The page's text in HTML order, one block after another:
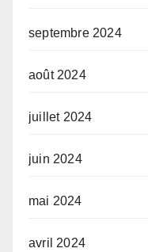
septembre 2024
août 2024
juillet 2024
juin 2024
mai 2024
avril 2024